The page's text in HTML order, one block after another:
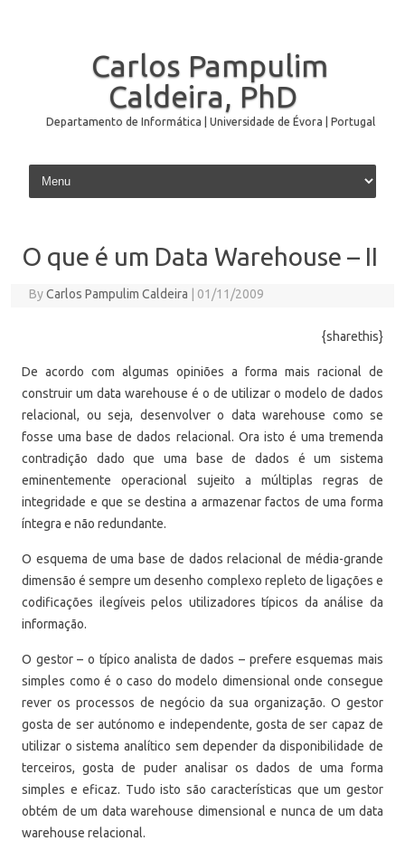
Carlos Pampulim
Caldeira, PhD
Departamento de Informática | Universidade de Évora | Portugal
Skip to content
O que é um Data Warehouse – II
ByCarlos Pampulim Caldeira 01/11/2009
{sharethis}
De acordo com algumas opiniões a forma mais racional de
construir um data warehouse é o de utilizar o modelo de dados
relacional, ou seja, desenvolver o data warehouse como se
fosse uma base de dados relacional. Ora isto é uma tremenda
contradição dado que uma base de dados é um sistema
eminentemente operacional sujeito a múltiplas regras de
integridade e que se destina a armazenar factos de uma forma
íntegra e não redundante.
O esquema de uma base de dados relacional de média-grande
dimensão é sempre um desenho complexo repleto de ligações e
codificações ilegíveis pelos utilizadores típicos da análise da
informação.
O gestor – o típico analista de dados – prefere esquemas mais
simples como é o caso do modelo dimensional onde consegue
rever os processos de negócio da sua organização. O gestor
gosta de ser autónomo e independente, gosta de ser capaz de
utilizar o sistema analítico sem depender da disponibilidade de
terceiros, gosta de puder analisar os dados de uma forma
simples e eficaz. Tudo isto são características que um gestor
obtém de um data warehouse dimensional e nunca de um data
warehouse relacional.